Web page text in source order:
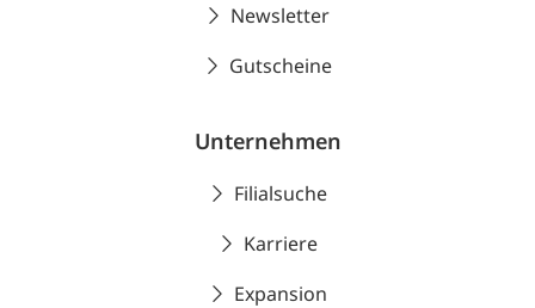
Newsletter
Gutscheine
Unternehmen
Filialsuche
Karriere
Expansion